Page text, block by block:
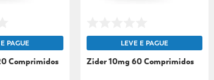
PAGUE
Comprimidos
LEVE E PAGUE
Zider 10mg 60 Comprimidos